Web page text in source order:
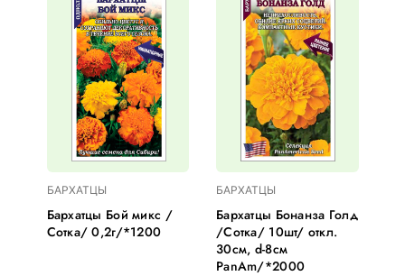
БАРХАТЦЫ
Бархатцы Бой микс /
Сотка/ 0,2г/*1200
БАРХАТЦЫ
Бархатцы Бонанза Голд
/Сотка/ 10шт/ откл.
30см, d-8см
PanAm/*2000